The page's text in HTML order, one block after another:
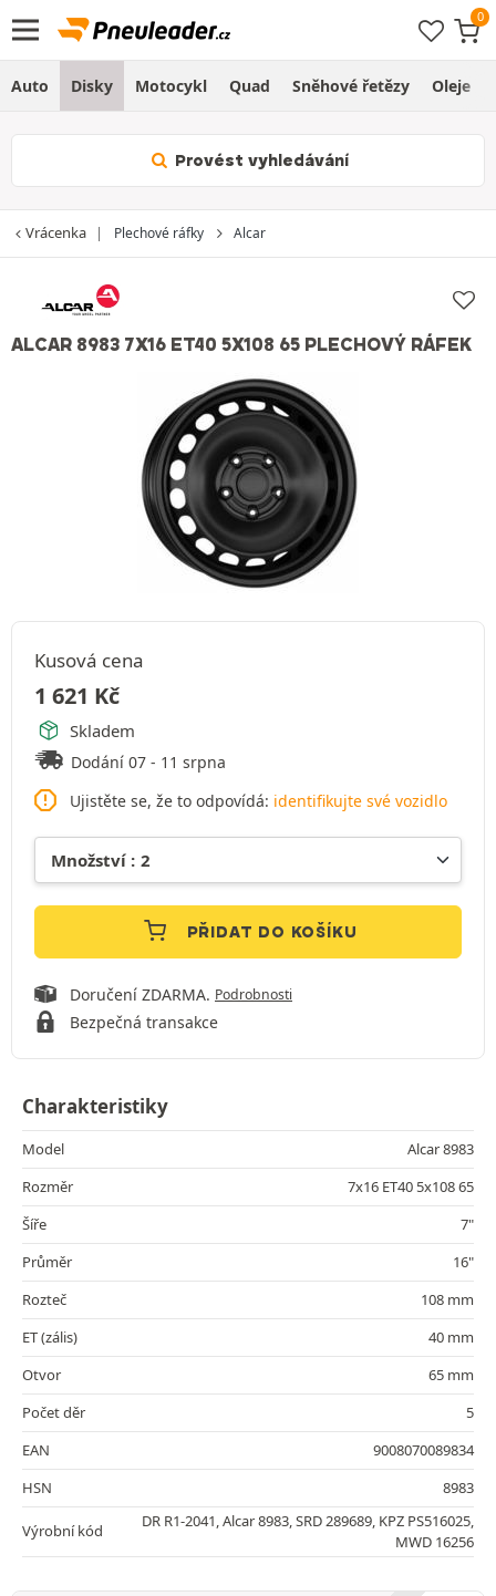
Auto Disky Motocykl Quad Sněhové řetězy Oleje
Provést vyhledávání
Vrácenka Plechové ráfky Alcar
ALCAR 8983 7X16 ET40 5X108 65 PLECHOVÝ RÁFEK
Kusová cena
1 621 Kč
Skladem
Dodání 07 - 11 srpna
Ujistěte se, že to odpovídá: identifikujte své vozidlo
PŘIDAT DO KOŠÍKU
Doručení ZDARMA. Podrobnosti
Bezpečná transakce
Charakteristiky
Model
Alcar 8983
Rozměr
7x16 ET40 5x108 65
Šíře
7"
Průměr
16"
Rozteč
108 mm
ET (zális)
40 mm
Otvor
65 mm
Počet děr
5
EAN
9008070089834
HSN
8983
Výrobní kód
DR R1-2041, Alcar 8983, SRD 289689, KPZ PS516025,
MWD 16256